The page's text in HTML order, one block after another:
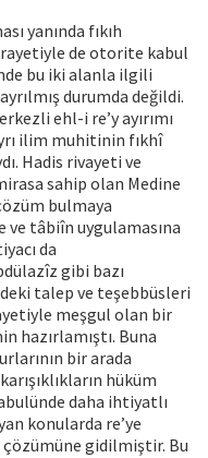
yanında fıkıh
de otorite kabul
bu iki alanla ilgili
durumda değildi.
ehl-i re’y ayırımı
ilim muhitinin fıkhî
Hadis rivayeti ve
sahip olan Medine
bulmaya
ve tâbiîn uygulamasına
da
gibi bazı
talep ve teşebbüsleri
meşgul olan bir
hazırlamıştı. Buna
bir arada
hüküm
daha ihtiyatlı
konularda re’ye
çözümüne gidilmiştir. Bu